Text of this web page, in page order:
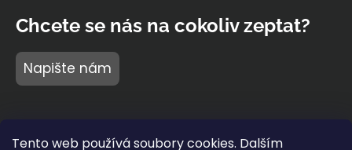
Tento web používá soubory cookies. Dalším
Chcete se nás na cokoliv zeptat?
Napište nám